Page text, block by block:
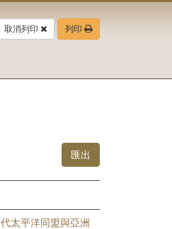
取消列印 列印
太平洋同盟與亞洲